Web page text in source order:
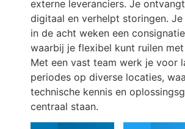
externe leveranciers. Je
digitaal en verhelpt storingen.
in de acht weken een
waarbij je flexibel kunt ruilen met
Met een vast team werk je voor
periodes op diverse locaties,
technische kennis en
centraal staan.